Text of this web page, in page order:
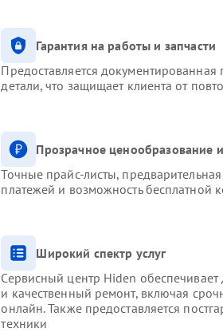
Гарантия на работы и запчасти
Предоставляется
детали, что защищает клиента от
Прозрачное ценообразование
Точные прайс-листы,
платежей и возможность бесплатной
Широкий спектр услуг
Сервисный центр Hiden обеспечивает
и качественный ремонт, включая
онлайн. Также предоставляется
техники